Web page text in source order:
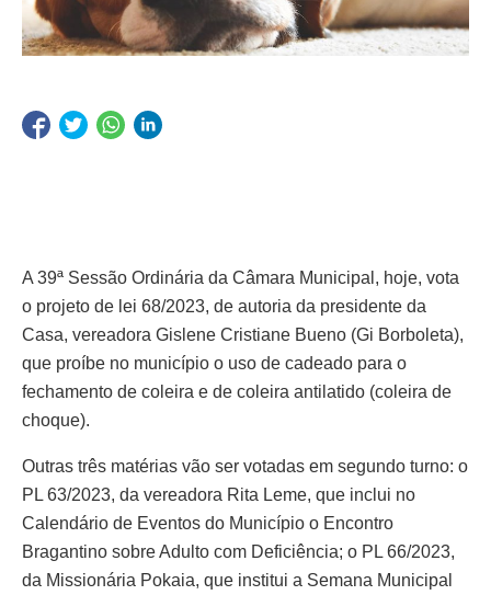
A 39ª Sessão Ordinária da Câmara Municipal, hoje, vota
o projeto de lei 68/2023, de autoria da presidente da
Casa, vereadora Gislene Cristiane Bueno (Gi Borboleta),
que proíbe no município o uso de cadeado para o
fechamento de coleira e de coleira antilatido (coleira de
choque).
Outras três matérias vão ser votadas em segundo turno: o
PL 63/2023, da vereadora Rita Leme, que inclui no
Calendário de Eventos do Município o Encontro
Bragantino sobre Adulto com Deficiência; o PL 66/2023,
da Missionária Pokaia, que institui a Semana Municipal